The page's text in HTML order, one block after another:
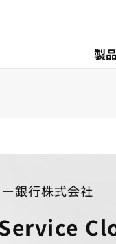
製
銀行株式会社